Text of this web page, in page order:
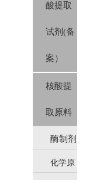
酸提取
试剂(备
案）
核酸提
取原料
酶制剂
化学原